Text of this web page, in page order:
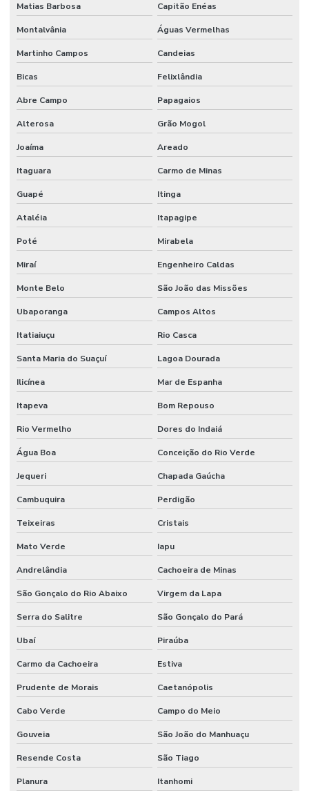
Matias Barbosa Capitão Enéas
Montalvânia Águas Vermelhas
Martinho Campos Candeias
Bicas Felixlândia
Abre Campo Papagaios
Alterosa Grão Mogol
Joaíma Areado
Itaguara Carmo de Minas
Guapé Itinga
Ataléia Itapagipe
Poté Mirabela
Miraí Engenheiro Caldas
Monte Belo São João das Missões
Ubaporanga Campos Altos
Itatiaiuçu Rio Casca
Santa Maria do Suaçuí Lagoa Dourada
Ilicínea Mar de Espanha
Itapeva Bom Repouso
Rio Vermelho Dores do Indaiá
Água Boa Conceição do Rio Verde
Jequeri Chapada Gaúcha
Cambuquira Perdigão
Teixeiras Cristais
Mato Verde Iapu
Andrelândia Cachoeira de Minas
São Gonçalo do Rio Abaixo Virgem da Lapa
Serra do Salitre São Gonçalo do Pará
Ubaí Piraúba
Carmo da Cachoeira Estiva
Prudente de Morais Caetanópolis
Cabo Verde Campo do Meio
Gouveia São João do Manhuaçu
Resende Costa São Tiago
Planura Itanhomi